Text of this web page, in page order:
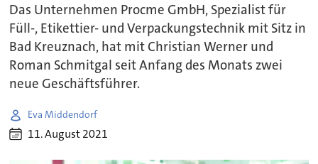
Das Unternehmen Procme GmbH, Spezialist für
Füll-, Etikettier- und Verpackungstechnik mit Sitz in
Bad Kreuznach, hat mit Christian Werner und
Roman Schmitgal seit Anfang des Monats zwei
neue Geschäftsführer.
Eva Middendorf
11. August 2021